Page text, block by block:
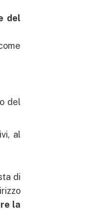
del
del
al
di
la